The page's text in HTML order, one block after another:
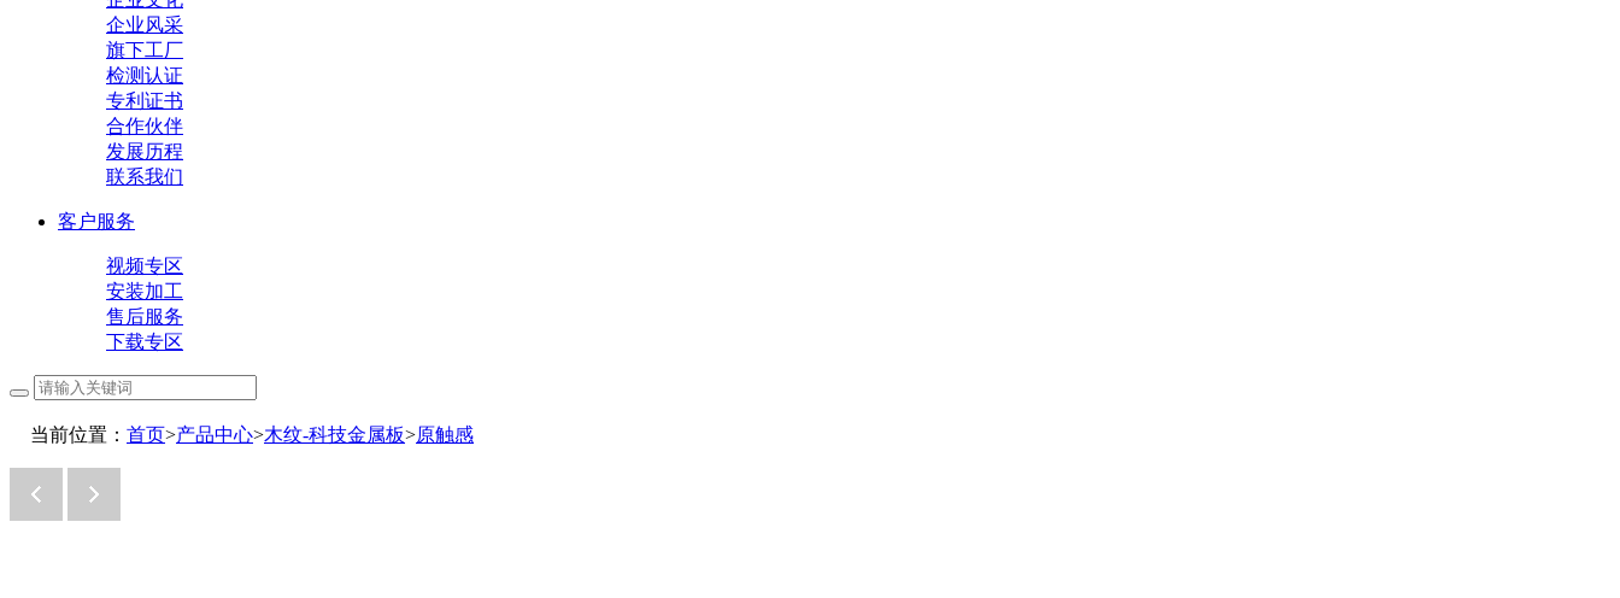
企业风采
旗下工厂
检测认证
专利证书
合作伙伴
发展历程
联系我们
客户服务
视频专区
安装加工
售后服务
下载专区
当前位置： 首页>产品中心>木纹-科技金属板>原触感